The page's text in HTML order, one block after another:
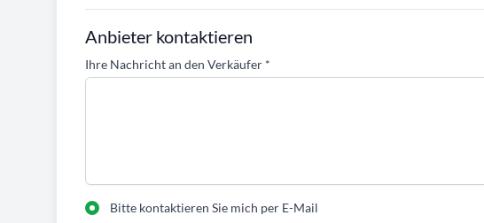
Anbieter kontaktieren
Ihre Nachricht an den Verkäufer *
Bitte kontaktieren Sie mich per E-Mail